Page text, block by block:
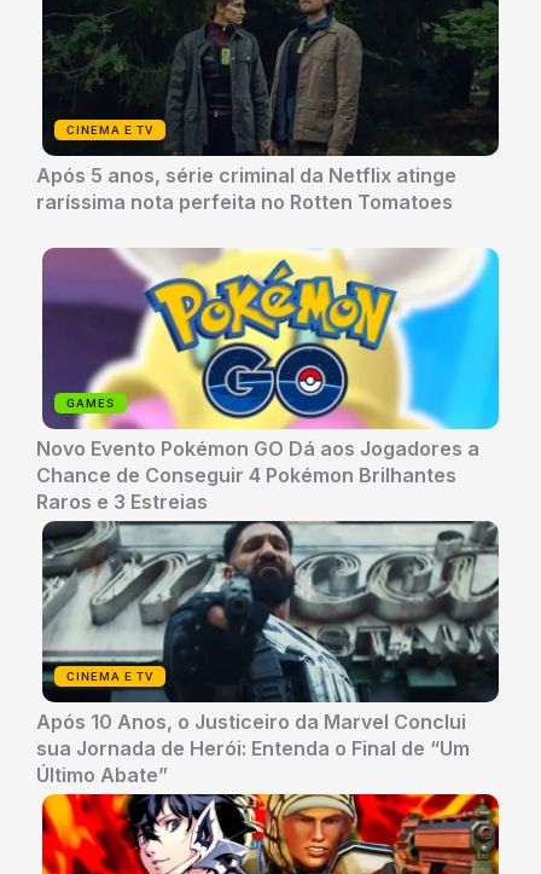
CINEMA E TV
Após 5 anos, série criminal da Netflix atinge
raríssima nota perfeita no Rotten Tomatoes
GAMES
Novo Evento Pokémon GO Dá aos Jogadores a
Chance de Conseguir 4 Pokémon Brilhantes
Raros e 3 Estreias
CINEMA E TV
Após 10 Anos, o Justiceiro da Marvel Conclui
sua Jornada de Herói: Entenda o Final de “Um
Último Abate”